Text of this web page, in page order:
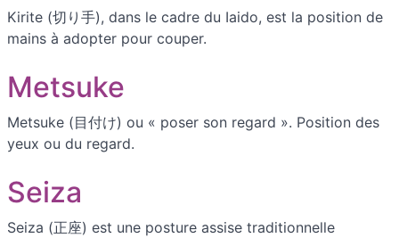
Kirite (切り手), dans le cadre du Iaido, est la position de
mains à adopter pour couper.
Metsuke
Metsuke (目付け) ou « poser son regard ». Position des
yeux ou du regard.
Seiza
Seiza (正座) est une posture assise traditionnelle